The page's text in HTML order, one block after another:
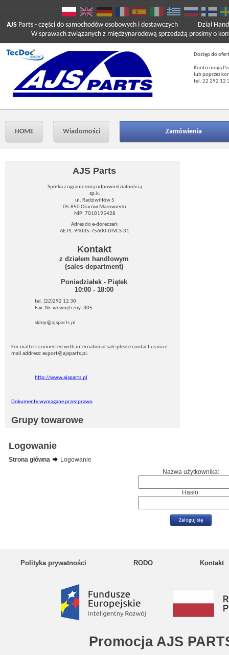
AJS Parts - części do samochodów osobowych i dostawczych
W sprawach związanych z międzynarodową sprzedażą prosimy o
Dział
Dostęp do
Konto mogą
lub poprzez
tel. 22 292 12
HOME Wiadomości Zamówienia
AJS Parts
Spółka z ograniczoną odpowiedzialnością
sp.k.
ul. Radziwiłłów 5
05-850 Ożarów Mazowiecki
NIP: 7010195428
Adres do e-doreczeń:
AE:PL-94035-75600-DIVCS-31
Kontakt
z działem handlowym
(sales department)
Poniedziałek - Piątek
10:00 - 18:00
tel. (22)292 12 30
Fax: Nr. wewnętrzny: 305
sklep@ajsparts.pl
For matters connected with international sale please contact us via e-
mail address: export@ajsparts.pl.
http://www.ajsparts.pl
Dokumenty wymagane przez prawo
Grupy towarowe
Logowanie
Strona główna
Logowanie
Nazwa użytkownika:
Hasło:
Polityka prywatności RODO Kontakt
Promocja AJS